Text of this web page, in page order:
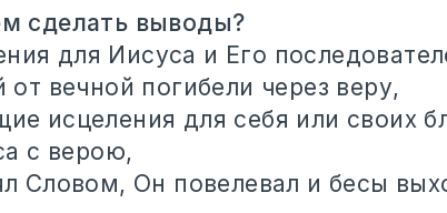
сделать выводы?
для Иисуса и Его
вечной погибели через веру,
исцеления для себя или своих
с верою,
Словом, Он повелевал и бесы